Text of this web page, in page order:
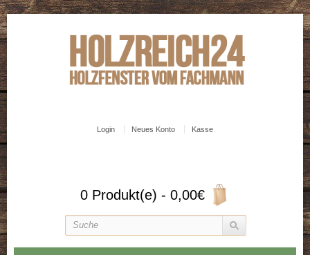
Login Neues Konto Kasse
0 Produkt(e) - 0,00€